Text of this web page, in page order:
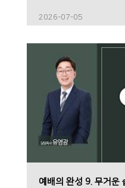
2026-07-05
예배의 완성 9. 무거운